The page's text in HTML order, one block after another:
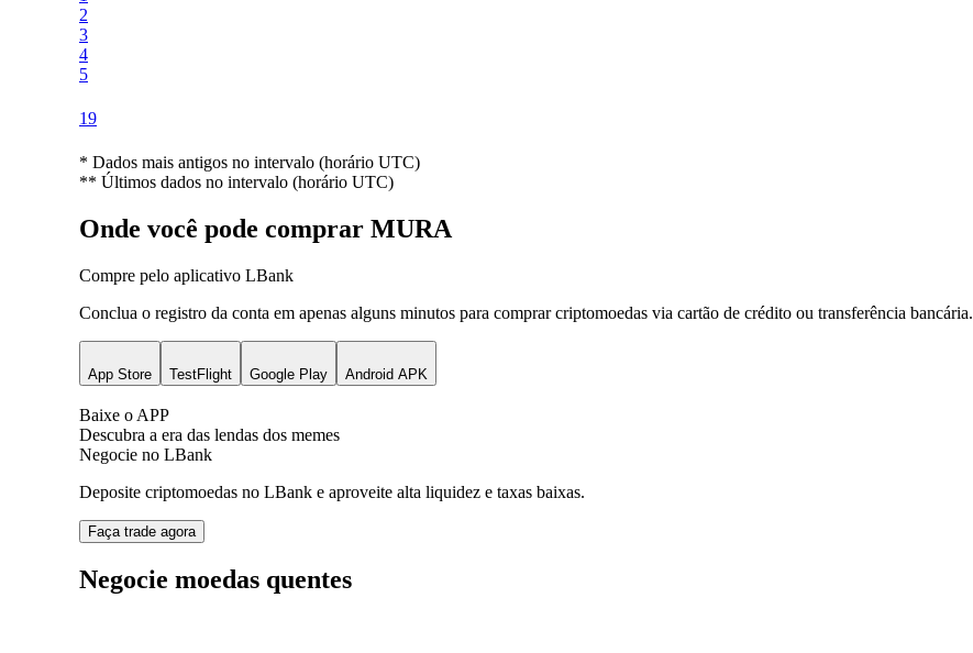
2
3
4
5
19
* Dados mais antigos no intervalo (horário UTC)
** Últimos dados no intervalo (horário UTC)
Onde você pode comprar MURA
Compre pelo aplicativo LBank
Conclua o registro da conta em apenas alguns minutos para comprar criptomoedas via cartão de crédito ou transferência bancária.
App Store TestFlight Google Play Android APK
Baixe o APP
Descubra a era das lendas dos memes
Negocie no LBank
Deposite criptomoedas no LBank e aproveite alta liquidez e taxas baixas.
Faça trade agora
Negocie moedas quentes